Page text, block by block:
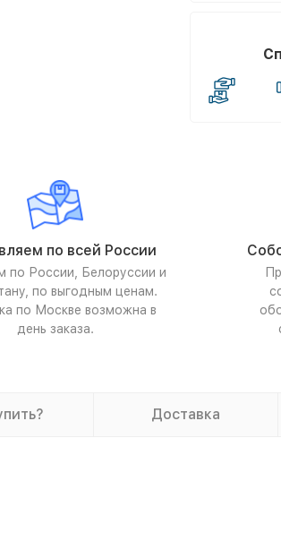
по всей России
по России, Белоруссии и
по выгодным ценам.
по Москве возможна в
день заказа.
Доставка